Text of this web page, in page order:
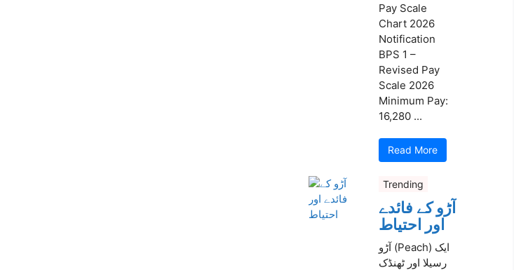
Pay Scale
Chart 2026
Notification
BPS 1 –
Revised Pay
Scale 2026
Minimum Pay:
16,280 ...
Read More
Trending
آڑو کے فائدے
اور احتیاط
آڑو (Peach) ایک
رسیلا اور ٹھنڈک